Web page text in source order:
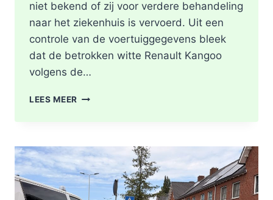
niet bekend of zij voor verdere behandeling
naar het ziekenhuis is vervoerd. Uit een
controle van de voertuiggegevens bleek
dat de betrokken witte Renault Kangoo
volgens de…
LEES MEER GEWONDE
AANRIJDING
PITTSBURGHSTRAAT
IN
ROTTERDAM